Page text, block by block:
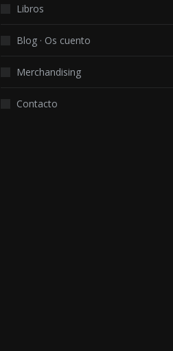
Libros
Blog · Os cuento
Merchandising
Contacto